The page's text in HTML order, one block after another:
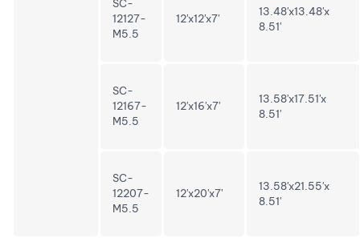
SC-
12127-
M5.5
12'x12'x7'
13.48'x13.48'x
8.51'
SC-
12167-
M5.5
12'x16'x7'
13.58'x17.51'x
8.51'
SC-
12207-
M5.5
12'x20'x7'
13.58'x21.55'x
8.51'